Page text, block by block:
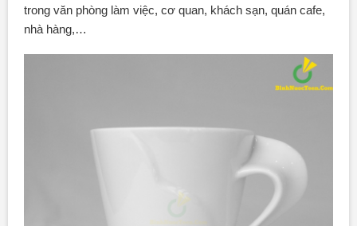
trong văn phòng làm việc, cơ quan, khách sạn, quán cafe,
nhà hàng,…